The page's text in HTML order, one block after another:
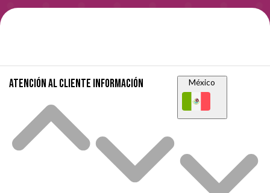
Atención al cliente Información México